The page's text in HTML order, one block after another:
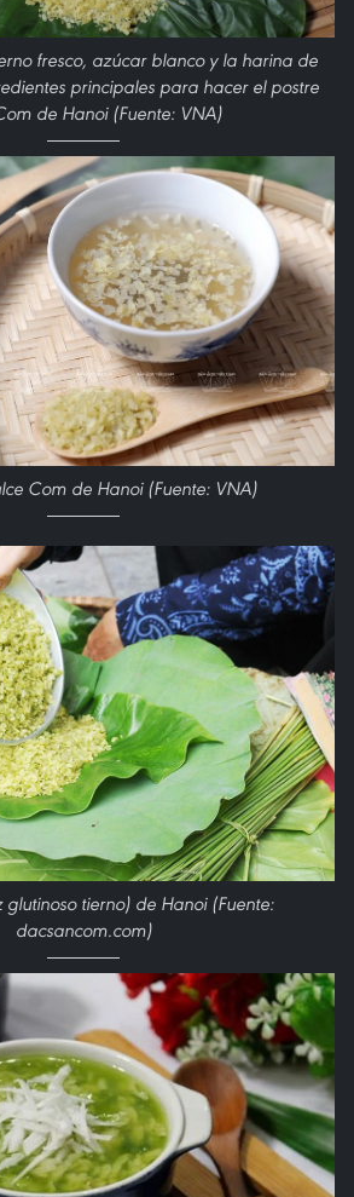
fresco, azúcar blanco y la harina de
principales para hacer el postre
de Hanoi (Fuente: VNA)
Com de Hanoi (Fuente: VNA)
glutinoso tierno) de Hanoi (Fuente:
dacsancom.com)